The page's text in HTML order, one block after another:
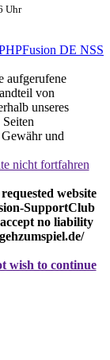
Uhr
aufgerufene
von
unseres
und
nicht fortfahren
website
SupportClub
no liability
wish to continue